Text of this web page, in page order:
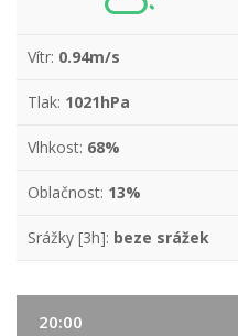
Vítr: 0.94m/s
Tlak: 1021hPa
Vlhkost: 68%
Oblačnost: 13%
Srážky [3h]: beze srážek
20:00